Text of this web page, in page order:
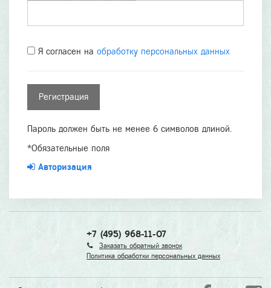
Я согласен на обработку персональных данных
Пароль должен быть не менее 6 символов длиной.
*Обязательные поля
Авторизация
+7 (495) 968-11-07
Заказать обратный звонок
Политика обработки персональных данных